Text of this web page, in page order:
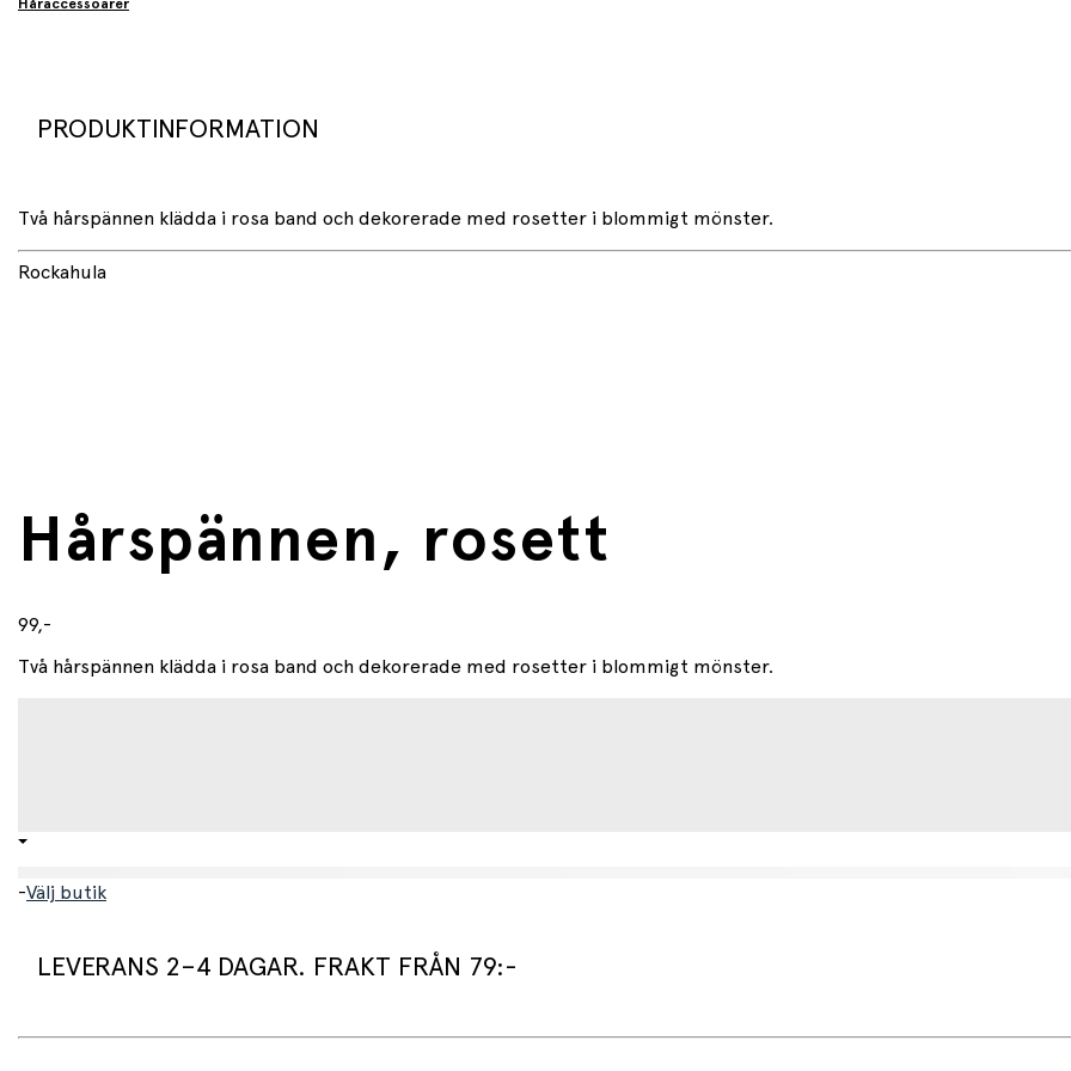
Håraccessoarer
PRODUKTINFORMATION
Två hårspännen klädda i rosa band och dekorerade med rosetter i blommigt mönster.
Rockahula
Hårspännen, rosett
99,-
Två hårspännen klädda i rosa band och dekorerade med rosetter i blommigt mönster.
-Välj butik
LEVERANS 2–4 DAGAR. FRAKT FRÅN 79:-